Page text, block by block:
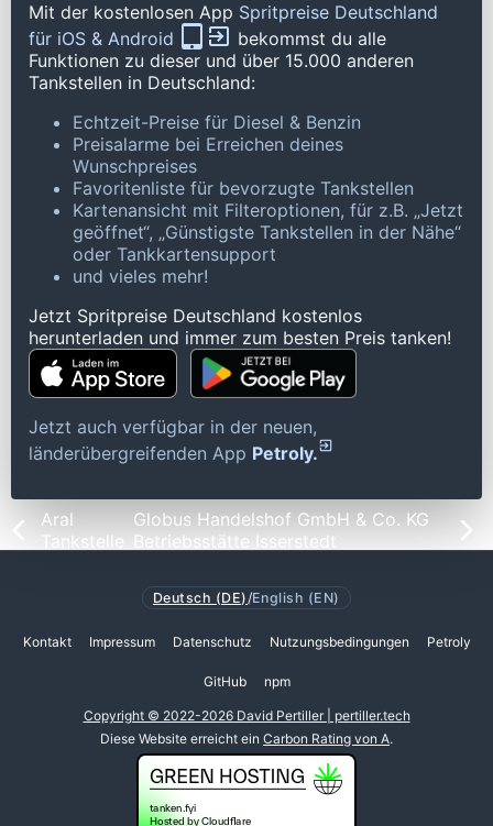
Mit der kostenlosen App Spritpreise Deutschland
für iOS & Android
bekommst du alle
Funktionen zu dieser und über 15.000 anderen
Tankstellen in Deutschland:
Echtzeit-Preise für Diesel & Benzin
Preisalarme bei Erreichen deines
Wunschpreises
Favoritenliste für bevorzugte Tankstellen
Kartenansicht mit Filteroptionen, für z.B. „Jetzt
geöffnet“, „Günstigste Tankstellen in der Nähe“
oder Tankkartensupport
und vieles mehr!
Jetzt Spritpreise Deutschland kostenlos
herunterladen und immer zum besten Preis tanken!
Jetzt auch verfügbar in der neuen,
länderübergreifenden App Petroly.
Aral
Tankstelle
Globus Handelshof GmbH & Co. KG
Betriebsstätte Isserstedt
Deutsch (DE) /English (EN)
Kontakt Impressum Datenschutz Nutzungsbedingungen Petroly
GitHub npm
Copyright © 2022-2026 David Pertiller | pertiller.tech
Diese Website erreicht ein Carbon Rating von A.